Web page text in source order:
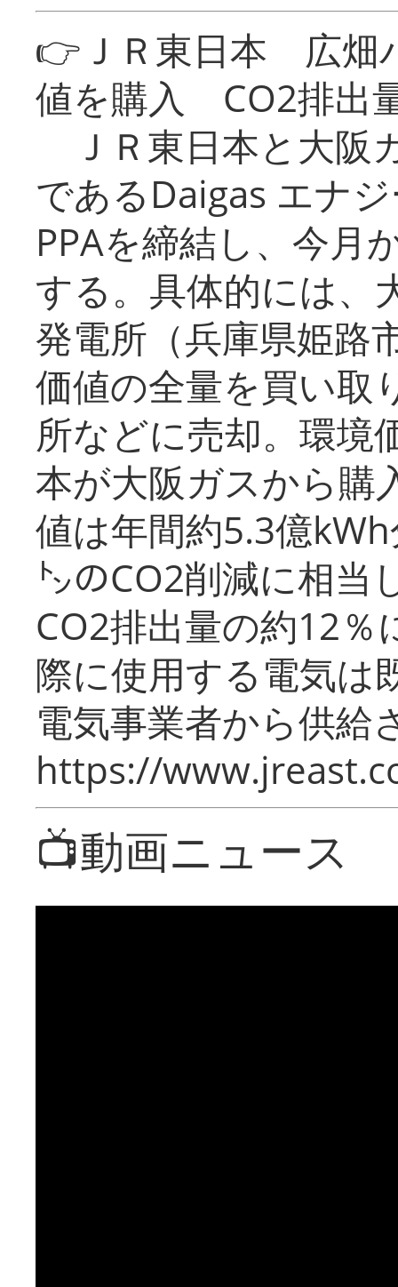
👉ＪＲ東日本 広畑
値を購入 CO2排出
ＪＲ東日本と大阪
であるDaigas エナ
PPAを締結し、今月
する。具体的には、
発電所（兵庫県姫路
価値の全量を買い取
所などに売却。環境
本が大阪ガスから購
値は年間約5.3億
㌧のCO2削減に相当
CO2排出量の約12％
際に使用する電気は
電気事業者から供給
https://
📺動画ニュース